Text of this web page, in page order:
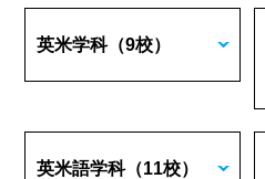
英米学科（9校）
英米語学科（11校）